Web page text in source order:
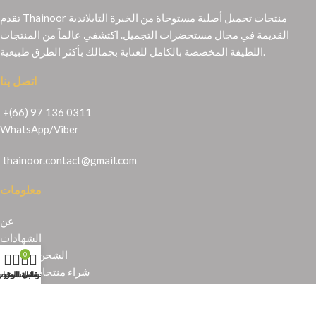
تقدم Thainoor منتجات تجميل أصلية مستوحاة من الخبرة التايلاندية
القديمة في مجال مستحضرات التجميل. اكتشفي عالماً من المنتجات
اتصل بنا
+(66) 97 136 0311
WhatsApp/Viber
thainoor.contact@gmail.com
معلومات
عن
الشهادات
الشحن والإرجاع
شراء منتجات تايلندية
قائمة
0
عربة التسوق
حسابي